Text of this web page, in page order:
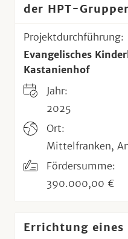
der HPT-
Projektdurchführung:
Evangelisches
Kastanienhof
Jahr:
2025
Ort:
Mittelfranken,
Fördersumme:
390.000,00 €
Errichtung eines